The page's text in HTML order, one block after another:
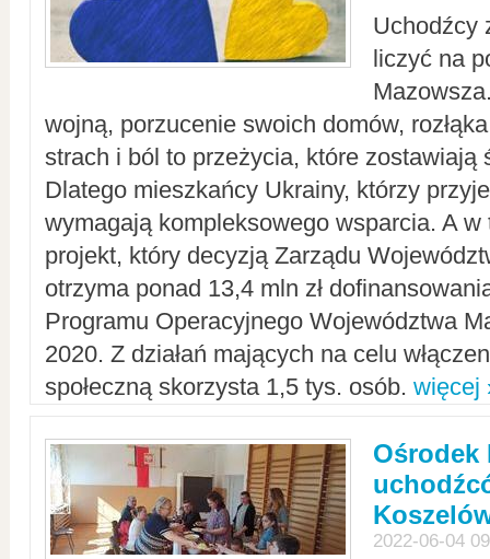
Uchodźcy
liczyć na
wojną, porzucenie swoich domów,
strach i ból to przeżycia, które zostawiają
Dlatego mieszkańcy Ukrainy, którzy
wymagają kompleksowego wsparcia. A w
projekt, który decyzją Zarządu
otrzyma ponad 13,4 mln zł
Programu Operacyjnego Województwa
2020. Z działań mających na celu
społeczną skorzysta 1,5 tys. osób. więcej
Ośrodek
2022-06-04